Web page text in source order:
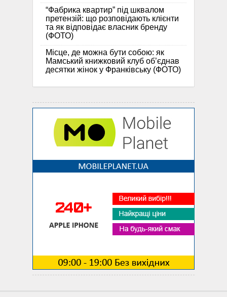
“Фабрика квартир” під шквалом
претензій: що розповідають клієнти
та як відповідає власник бренду
(ФОТО)
Місце, де можна бути собою: як
Мамський книжковий клуб об’єднав
десятки жінок у Франківську (ФОТО)